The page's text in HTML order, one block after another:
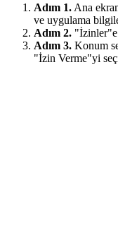
Adım 1. Ana
ve uygulama
Adım 2.
Adım 3. Konum
"İzin Verme"yi